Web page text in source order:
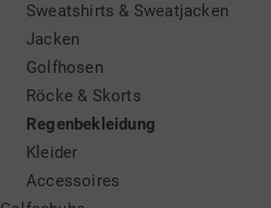
Sweatshirts & Sweatjacken
Jacken
Golfhosen
Röcke & Skorts
Regenbekleidung
Kleider
Accessoires